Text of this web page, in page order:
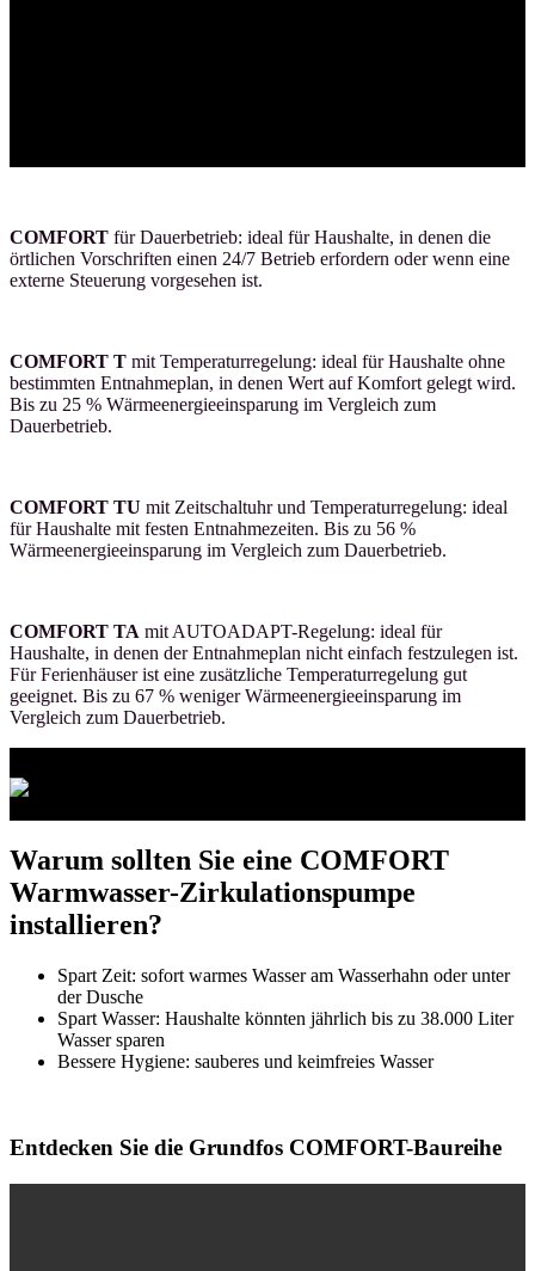
COMFORT für Dauerbetrieb: ideal für Haushalte, in denen die
örtlichen Vorschriften einen 24/7 Betrieb erfordern oder wenn eine
externe Steuerung vorgesehen ist.
COMFORT T mit Temperaturregelung: ideal für Haushalte ohne
bestimmten Entnahmeplan, in denen Wert auf Komfort gelegt wird.
Bis zu 25 % Wärmeenergieeinsparung im Vergleich zum
Dauerbetrieb.
COMFORT TU mit Zeitschaltuhr und Temperaturregelung: ideal
für Haushalte mit festen Entnahmezeiten. Bis zu 56 %
Wärmeenergieeinsparung im Vergleich zum Dauerbetrieb.
COMFORT TA mit AUTOADAPT-Regelung: ideal für
Haushalte, in denen der Entnahmeplan nicht einfach festzulegen ist.
Für Ferienhäuser ist eine zusätzliche Temperaturregelung gut
geeignet. Bis zu 67 % weniger Wärmeenergieeinsparung im
Vergleich zum Dauerbetrieb.
Warum sollten Sie eine COMFORT
Warmwasser-Zirkulationspumpe
installieren?
Spart Zeit: sofort warmes Wasser am Wasserhahn oder unter
der Dusche
Spart Wasser: Haushalte könnten jährlich bis zu 38.000 Liter
Wasser sparen
Bessere Hygiene: sauberes und keimfreies Wasser
Entdecken Sie die Grundfos COMFORT-Baureihe